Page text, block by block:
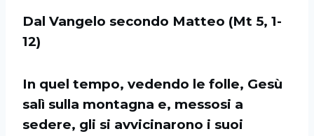
Dal Vangelo secondo Matteo (Mt 5, 1-
12)
In quel tempo, vedendo le folle, Gesù
salì sulla montagna e, messosi a
sedere, gli si avvicinarono i suoi